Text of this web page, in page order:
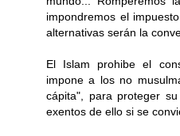
impondremos el
alternativas serán la
El Islam prohibe el
impone a los no
cápita", para proteger
exentos de ello si se